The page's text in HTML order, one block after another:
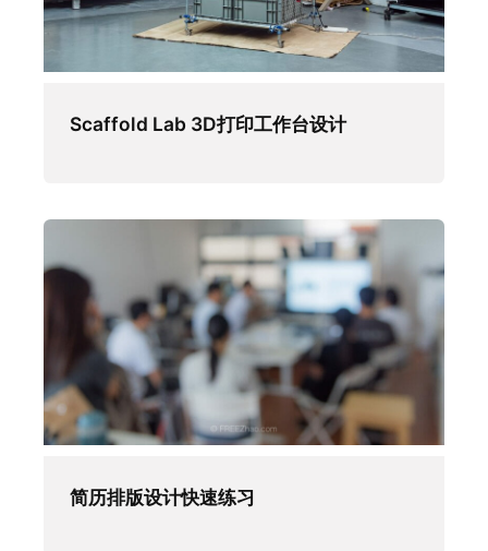
Scaffold Lab 3D打印工作台设计
简历排版设计快速练习